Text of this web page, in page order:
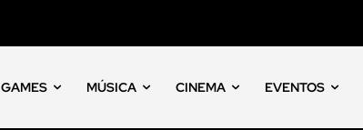
GAMES MÚSICA CINEMA EVENTOS